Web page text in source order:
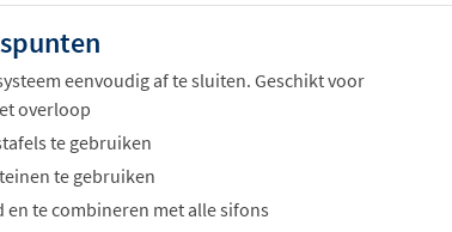
eenvoudig af te sluiten. Geschikt voor
overloop
te gebruiken
te gebruiken
en te combineren met alle sifons